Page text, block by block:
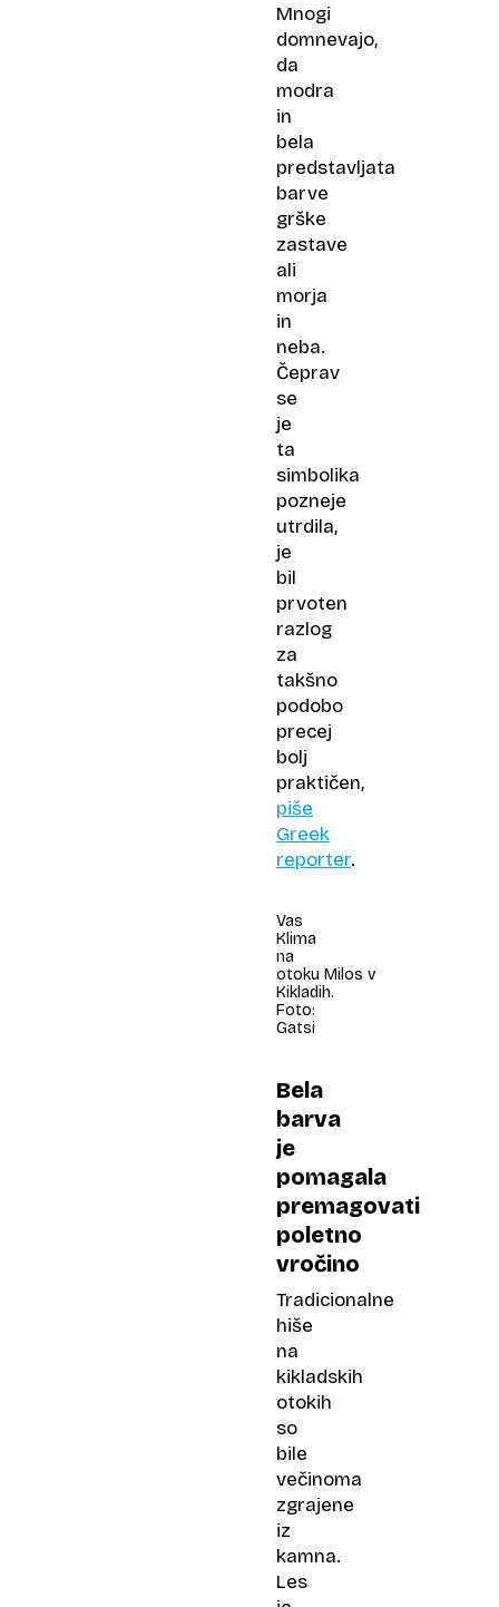
Mnogi
domnevajo,
da
modra
in
bela
predstavljata
barve
grške
zastave
ali
morja
in
neba.
Čeprav
se
je
ta
simbolika
pozneje
utrdila,
je
bil
prvoten
razlog
za
takšno
podobo
precej
bolj
praktičen,
piše
Greek
reporter.
Vas
Klima
na
otoku Milos v
Kikladih.
Foto:
Gatsi
Bela
barva
je
pomagala
premagovati
poletno
vročino
Tradicionalne
hiše
na
kikladskih
otokih
so
bile
večinoma
zgrajene
iz
kamna.
Les